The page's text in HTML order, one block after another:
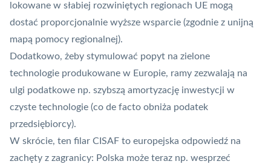
lokowane w słabiej rozwiniętych regionach UE mogą
dostać proporcjonalnie wyższe wsparcie (zgodnie z unijną
mapą pomocy regionalnej).
Dodatkowo, żeby stymulować popyt na zielone
technologie produkowane w Europie, ramy zezwalają na
ulgi podatkowe np. szybszą amortyzację inwestycji w
czyste technologie (co de facto obniża podatek
przedsiębiorcy).
W skrócie, ten filar CISAF to europejska odpowiedź na
zachęty z zagranicy: Polska może teraz np. wesprzeć